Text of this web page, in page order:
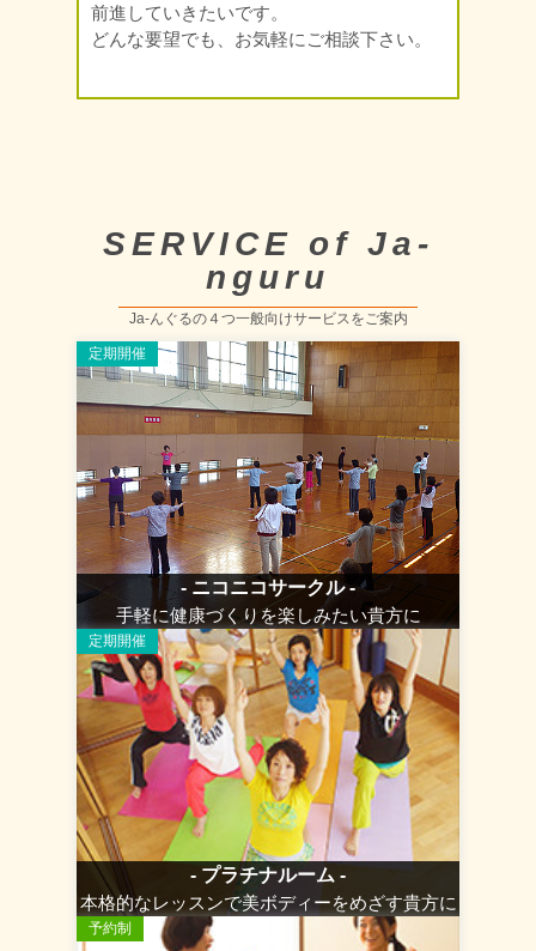
前進していきたいです。
どんな要望でも、お気軽にご相談下さい。
SERVICE of Ja-
nguru
Ja-んぐるの４つ一般向けサービスをご案内
定期開催
- ニコニコサークル -
手軽に健康づくりを楽しみたい貴方に
定期開催
- プラチナルーム -
本格的なレッスンで美ボディーをめざす貴方に
予約制